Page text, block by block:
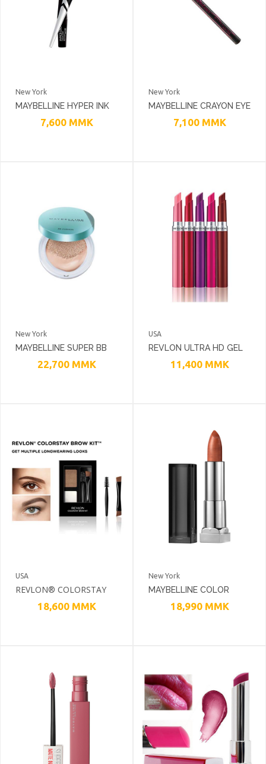
New York
MAYBELLINE HYPER INK
LIQUID LINER
7,600 MMK
New York
MAYBELLINE CRAYON EYE
7,100 MMK
New York
MAYBELLINE SUPER BB
CUSHION FRESH MATTE
22,700 MMK
USA
REVLON ULTRA HD GEL
LIPCOLOR
11,400 MMK
USA
REVLON® COLORSTAY
BROW KIT™
18,600 MMK
New York
MAYBELLINE COLOR
SENSATIONAL MATTE
18,990 MMK